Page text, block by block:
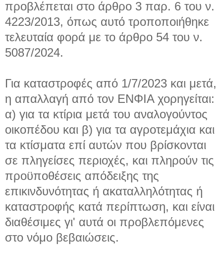
προβλέπεται στο άρθρο 3 παρ. 6 του ν.
4223/2013, όπως αυτό τροποποιήθηκε
τελευταία φορά με το άρθρο 54 του ν.
5087/2024.
Για καταστροφές από 1/7/2023 και μετά,
η απαλλαγή από τον ΕΝΦΙΑ χορηγείται:
α) για τα κτίρια μετά του αναλογούντος
οικοπέδου και β) για τα αγροτεμάχια και
τα κτίσματα επί αυτών που βρίσκονται
σε πληγείσες περιοχές, και πληρούν τις
προϋποθέσεις απόδειξης της
επικινδυνότητας ή ακαταλληλότητας ή
καταστροφής κατά περίπτωση, και είναι
διαθέσιμες γι' αυτά οι προβλεπόμενες
στο νόμο βεβαιώσεις.